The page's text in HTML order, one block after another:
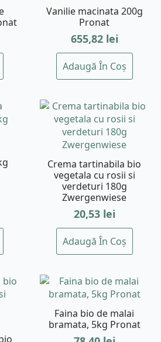
Vanilie macinata 200g
Pronat
655,82 lei
Adaugă În Coș
Crema tartinabila bio
vegetala cu rosii si
verdeturi 180g
Zwergenwiese
20,53 lei
Adaugă În Coș
Faina bio de malai
bramata, 5kg Pronat